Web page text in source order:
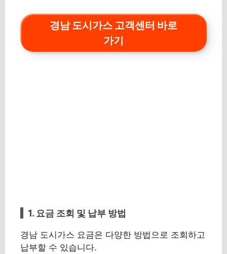
경남 도시가스 고객센터 바로
가기
1. 요금 조회 및 납부 방법
경남 도시가스 요금은 다양한 방법으로 조회하고
납부할 수 있습니다.